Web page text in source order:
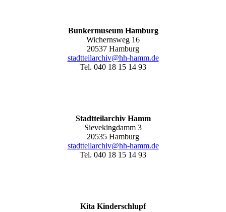
Bunkermuseum Hamburg
Wichernsweg 16
20537 Hamburg
stadtteilarchiv@hh-hamm.de
Tel. 040 18 15 14 93
Stadtteilarchiv Hamm
Sievekingdamm 3
20535 Hamburg
stadtteilarchiv@hh-hamm.de
Tel. 040 18 15 14 93
Kita Kinderschlupf